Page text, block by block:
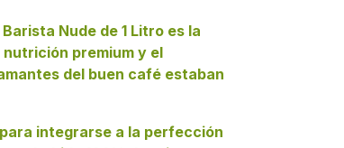
Nude de 1 Litro es la
premium y el
del buen café estaban
integrarse a la perfección